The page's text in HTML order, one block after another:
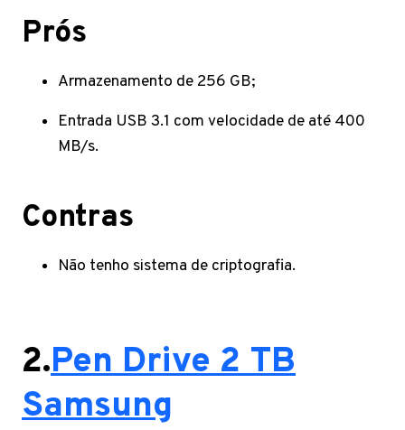
Prós
Armazenamento de 256 GB;
Entrada USB 3.1 com velocidade de até 400
MB/s.
Contras
Não tenho sistema de criptografia.
2.Pen Drive 2 TB
Samsung